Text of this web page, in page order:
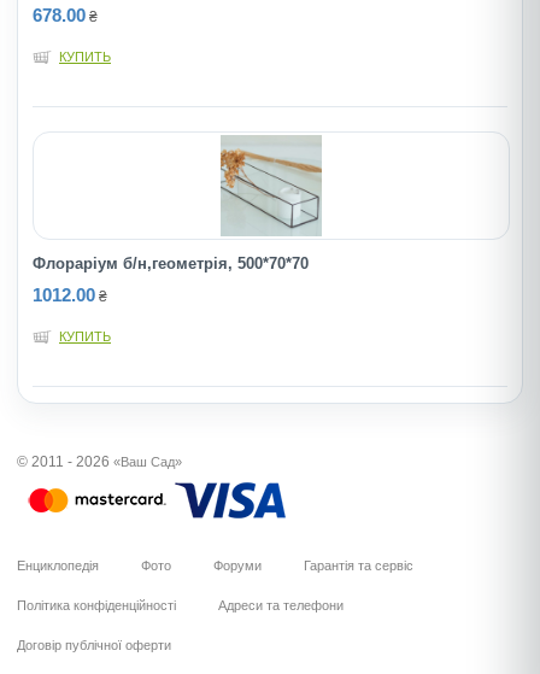
678.00 ₴
КУПИТЬ
Флорарiум б/н,геометрія, 500*70*70
1012.00 ₴
КУПИТЬ
© 2011 - 2026 «Ваш Сад»
Енциклопедія Фото Форуми Гарантія та сервіс
Політика конфіденційності Адреси та телефони
Договір публічної оферти